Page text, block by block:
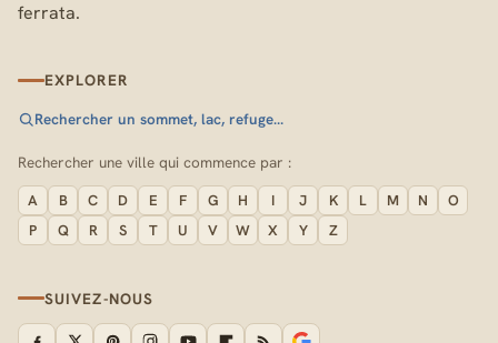
ferrata.
EXPLORER
Rechercher un sommet, lac, refuge…
Rechercher une ville qui commence par :
A B C D E F G H I J K L M N
O
P
Q R S T U V W X Y Z
SUIVEZ-NOUS